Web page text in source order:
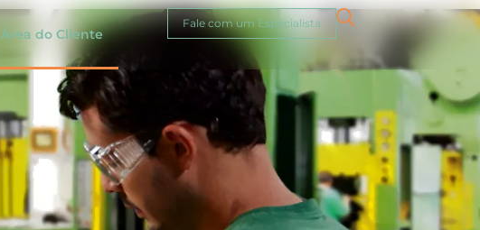
Área do Cliente
Fale com um Especialista